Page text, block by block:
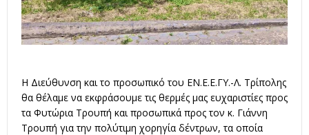
Η Διεύθυνση και το προσωπικό του ΕΝ.Ε.Ε.ΓΥ.-Λ. Τρίπολης
θα θέλαμε να εκφράσουμε τις θερμές μας ευχαριστίες προς
τα Φυτώρια Τρουπή και προσωπικά προς τον κ. Γιάννη
Τρουπή για την πολύτιμη χορηγία δέντρων, τα οποία